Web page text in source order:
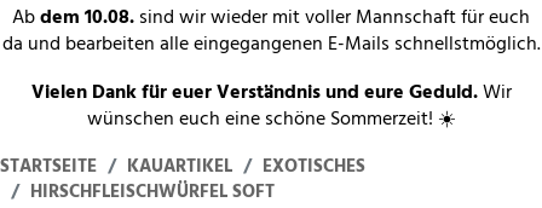
Abdem 10.08.sind wir wieder mit voller Mannschaft für euch
da und bearbeiten alle eingegangenen E-Mails schnellstmöglich.
Vielen Dank für euer Verständnis und eure Geduld.Wir
wünschen euch eine schöne Sommerzeit! ☀️
STARTSEITE KAUARTIKEL
EXOTISCHES
HIRSCHFLEISCHWÜRFEL SOFT